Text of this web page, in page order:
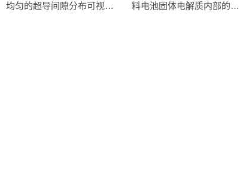
均匀的超导间隙分布可视
料电池固体电解质内部的空